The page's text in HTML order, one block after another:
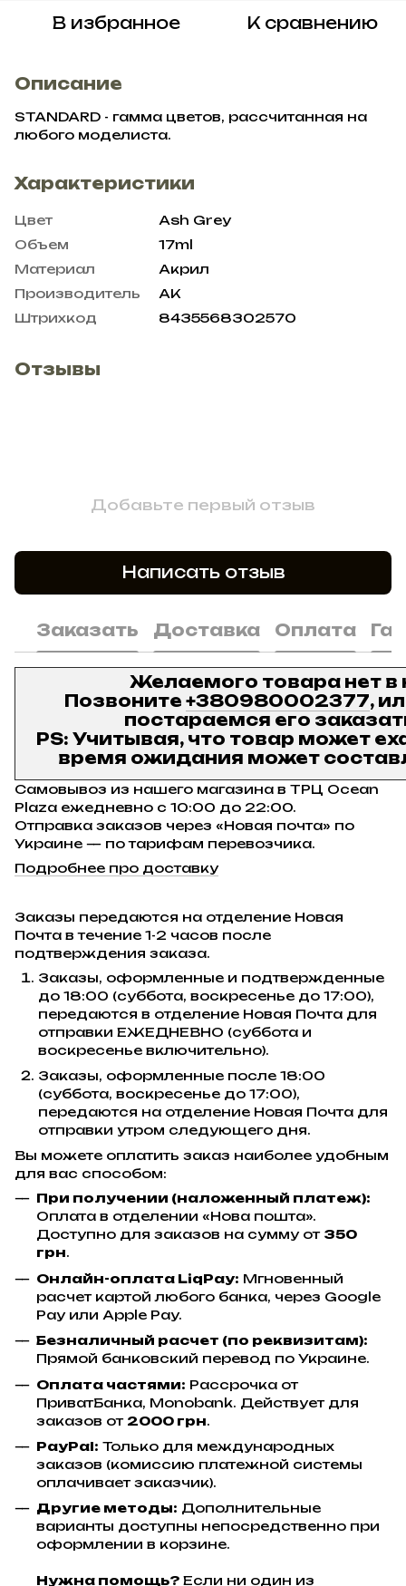
В избранное К сравнению
Описание
STANDARD - гамма цветов, рассчитанная на
любого моделиста.
Характеристики
Цвет
Ash Grey
Объем
17ml
Материал
Акрил
Производитель
AK
Штрихкод
8435568302570
Отзывы
Добавьте первый отзыв
Написать отзыв
Заказать Доставка Оплата
Желаемого товара нет в
Позвоните +380980002377,
постараемся его
PS: Учитывая, что товар может
время ожидания может
Самовывоз из нашего магазина в ТРЦ Ocean
Plaza ежедневно с 10:00 до 22:00.
Отправка заказов через «Новая почта» по
Украине — по тарифам перевозчика.
Подробнее про доставку
Заказы передаются на отделение Новая
Почта в течение 1-2 часов после
подтверждения заказа.
Заказы, оформленные и подтвержденные
до 18:00 (суббота, воскресенье до 17:00),
передаются в отделение Новая Почта для
отправки ЕЖЕДНЕВНО (суббота и
воскресенье включительно).
Заказы, оформленные после 18:00
(суббота, воскресенье до 17:00),
передаются на отделение Новая Почта для
отправки утром следующего дня.
Вы можете оплатить заказ наиболее удобным
для вас способом:
При получении (наложенный платеж):
Оплата в отделении «Нова пошта».
Доступно для заказов на сумму от 350
грн.
Онлайн-оплата LiqPay: Мгновенный
расчет картой любого банка, через Google
Pay или Apple Pay.
Безналичный расчет (по реквизитам):
Прямой банковский перевод по Украине.
Оплата частями: Рассрочка от
ПриватБанка, Monobank. Действует для
заказов от 2000 грн.
PayPal: Только для международных
заказов (комиссию платежной системы
оплачивает заказчик).
Другие методы: Дополнительные
варианты доступны непосредственно при
оформлении в корзине.
Нужна помощь? Если ни один из